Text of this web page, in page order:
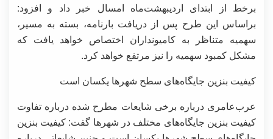
برخط از ابتدای اردیبهشت‌ماه امسال خبر داد و افزود:
براساس این طرح پس از دریافت بارنامه، بسته به مسیر،
سهمیه متناظر به کامیونداران اختصاص خواهد یافت که
مشکل کمبود سهمیه را نیز مرتفع خواهد کرد.
کیفیت بنزین جایگاه‌های سطح شهرها یکسان است
عرب‌عامری درباره برخی شایعات مطرح شده درباره تفاوت
کیفیت بنزین جایگاه‌های مختلف در شهرها گفت: کیفیت بنزین